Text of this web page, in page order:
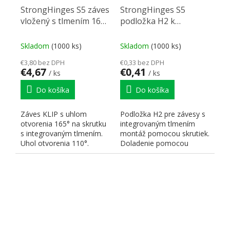
StrongHinges S5 záves
vložený s tlmením 165°
Skladom (1000 ks)
€3,80 bez DPH
€4,67 / ks
Do košíka
Záves KLIP s uhlom
otvorenia 165° na skrutku
s integrovaným tlmením.
Uhol otvorenia 110°.
Rozteč skrutiek 45mm a...
StrongHinges S5
podložka H2 k
vrut, s excentrom,
Skladom (1000 ks)
€0,33 bez DPH
€0,41 / ks
Do košíka
Podložka H2 pre závesy s
integrovaným tlmením
montáž pomocou skrutiek.
Doladenie pomocou
excentra.